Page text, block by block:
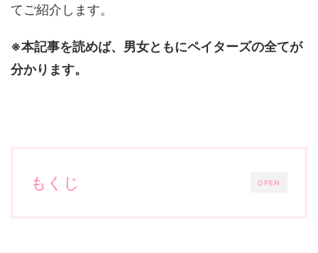
てご紹介します。
※本記事を読めば、男女ともにペイターズの全てが
分かります。
OPEN
もくじ